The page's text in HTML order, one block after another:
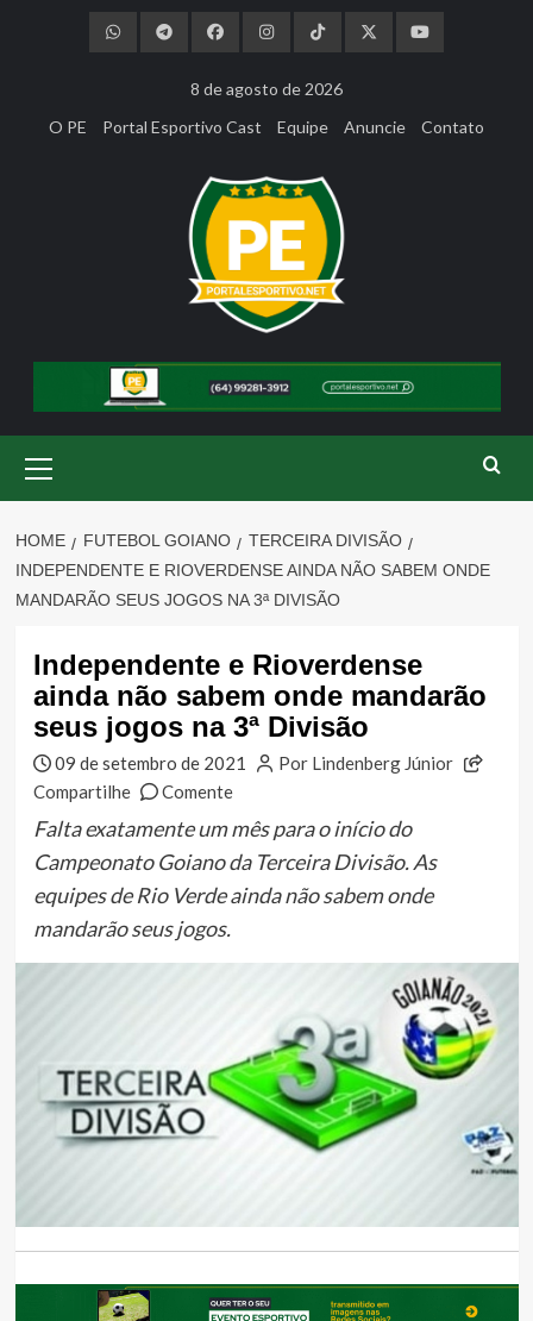
8 de agosto de 2026
O PE
Portal Esportivo Cast Equipe Anuncie Contato
Menu
HOME FUTEBOL GOIANO
TERCEIRA DIVISÃO
INDEPENDENTE E RIOVERDENSE AINDA NÃO SABEM ONDE
MANDARÃO SEUS JOGOS NA 3ª DIVISÃO
Independente e Rioverdense
ainda não sabem onde mandarão
seus jogos na 3ª Divisão
09 de setembro de 2021
Por Lindenberg Júnior
Compartilhe
Comente
Falta exatamente um mês para o início do
Campeonato Goiano da Terceira Divisão. As
equipes de Rio Verde ainda não sabem onde
mandarão seus jogos.